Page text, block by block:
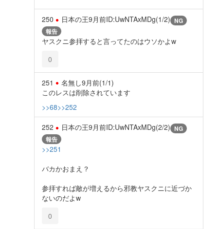
250 日本の王9月前ID:UwNTAxMDg(1/2) NG
報告
ヤスクニ参拝すると言ってたのはウソかよw
0
251 名無し9月前(1/1)
このレスは削除されています
>>68>>252
252 日本の王9月前ID:UwNTAxMDg(2/2) NG
報告
>>251
バカかおまえ？
参拝すれば敵が増えるから邪教ヤスクニに近づか
ないのだよw
0